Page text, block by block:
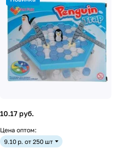
10.17 руб.
Цена оптом:
9.10 р. от 250 шт